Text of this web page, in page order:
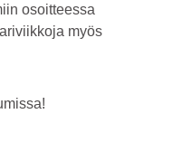
osoitteessa
myös